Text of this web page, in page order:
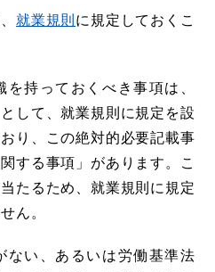
就業規則 に規定しておくこ
持っておくべき事項は、
して、就業規則に規定を設
り、この絶対的必要記載事
する事項」があります。こ
たるため、就業規則に規定
ん。
ない、あるいは労働基準法